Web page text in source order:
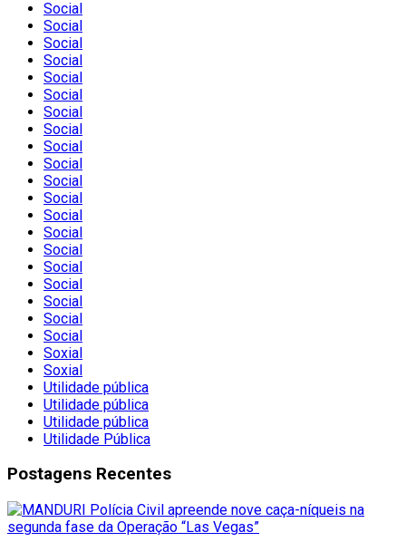
Social
Social
Social
Social
Social
Social
Social
Social
Social
Social
Social
Social
Social
Social
Social
Social
Social
Social
Social
Social
Soxial
Soxial
Utilidade pública
Utilidade pública
Utilidade pública
Utilidade Pública
Postagens Recentes